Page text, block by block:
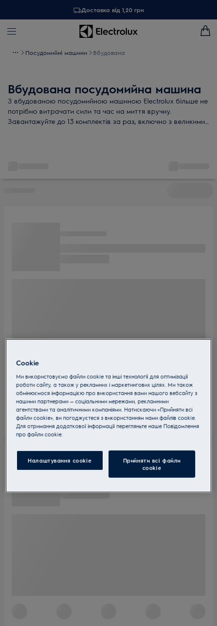
Доставка від 1,20 грн
Посудомийні машини Вбудована
Вбудована посудомийна машина
З вбудованою посудомийною машиною Electrolux більше не
потрібно витрачати сили та час на миття вручну.
Завантажуйте до 13 комплектів за раз, включно з великими
Cookie
Ми використовуємо файли cookie та інші технології для оптимізації
роботи сайту, а також у рекламних і маркетингових цілях. Ми також
обмінюємося інформацією про використання вами нашого вебсайту з
нашими партнерами — соціальними мережами, рекламними
агентствами та аналітичними компаніями. Натискаючи «Прийняти всі
файли cookie», ви погоджуєтеся з використанням нами файлів cookie.
Для отримання додаткової інформації перегляньте наше Пoвідомлення
прo файли cookie.
Налаштування cookie
Прийняти всі файли
сookie